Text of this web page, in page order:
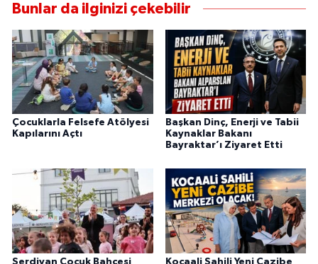
Bunlar da ilginizi çekebilir
Çocuklarla Felsefe Atölyesi
Kapılarını Açtı
Başkan Dinç, Enerji ve Tabii
Kaynaklar Bakanı
Bayraktar’ı Ziyaret Etti
Serdivan Çocuk Bahçesi
Kocaali Sahili Yeni Cazibe